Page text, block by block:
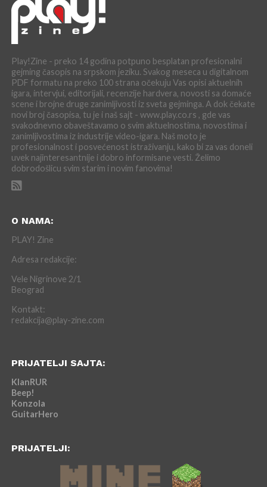
Play!Zine - preko 14 godina potpuno besplatan profesionalni
gejming časopis na srpskom jeziku. Svakog meseca u digitalnom
PDF formatu na preko 100 strana očekuju Vas opisi aktuelnih
igara, intervjui, editorijali, recenzije hardvera, novosti sa domaće
scene i brojne druge zanimljivosti iz sveta gejminga. A dok čekate
novi broj časopisa, tu je i naš sajt - www.play.co.rs , gde vas
svakodnevno obaveštavamo o svim aktuelnostima, novostima i
zanimljivostima iz industrije video-igara. Naš moto je
profesionalnost i posvećenost istraživanju, kako bi za vas doneli
uvek najinteresantnije i dobro informisane vesti. Želimo
dobrodošlicu svim starim i novim fanovima!
O NAMA:
PLAY! Zine
Adresa redakcije:
Vele Nigrinove 2/1
Beograd
Kontakt:
redakcija@play-zine.com
PRIJATELJI SAJTA:
KlanRUR
Beep!
Konzola
GuitarHero
PRIJATELJI: